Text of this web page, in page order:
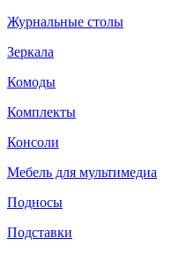
Журнальные столы
Зеркала
Комоды
Комплекты
Консоли
Мебель для мультимедиа
Подносы
Подставки